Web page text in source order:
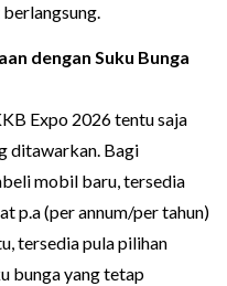
dengan Suku Bunga
Expo 2026 tentu saja
ditawarkan. Bagi
mobil baru, tersedia
p.a (per annum/per tahun)
tersedia pula pilihan
bunga yang tetap